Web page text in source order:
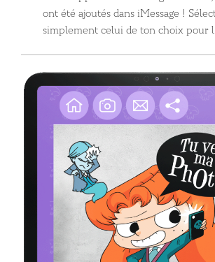
ont été ajoutés dans iMessage !
simplement celui de ton choix pour